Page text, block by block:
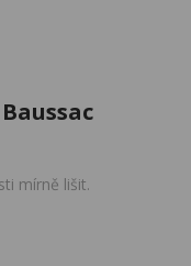
mírně lišit.